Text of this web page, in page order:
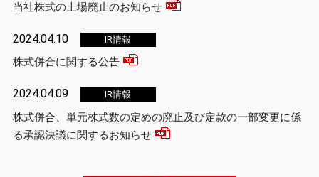
当社株式の上場廃止のお知らせ
2024.04.10 IR情報
株式併合に関する公告
2024.04.09 IR情報
株式併合、単元株式数の定めの廃止及び定款の一部変更に係
る承認決議に関するお知らせ